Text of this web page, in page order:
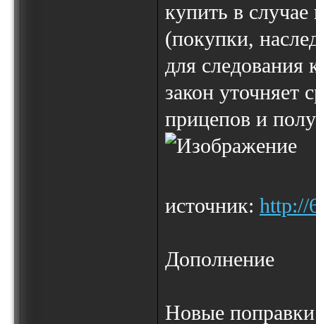
купить в случае
(покупки,
для следования
закон уточняет
прицепов и
источник: http://
Дополнение
Новые поправки